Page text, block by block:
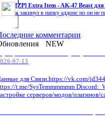
[ZP] Extra Item - AK-47 Beast для
я закинул в папку аддонс но он не
комментарии
NEW
07-13
для Связи.https://vk.com/
t.me/SysTemmmmmm Discord:
серверов/модов/плагинов/